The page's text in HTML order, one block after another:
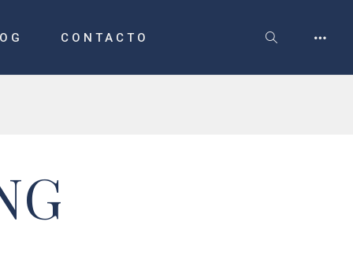
CONTACTO